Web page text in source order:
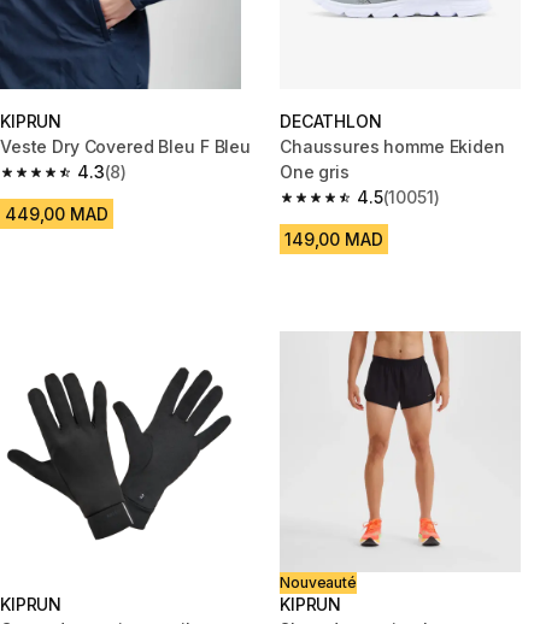
KIPRUN
Veste Dry Covered Bleu F Bleu
4.3
4.3 out of 5 stars from 8 reviews
(8)
449,00 MAD
DECATHLON
Chaussures homme Ekiden
One gris
4.5
4.5 out of 5 stars from 10051
(10051)
149,00 MAD
KIPRUN
Nouveauté
KIPRUN